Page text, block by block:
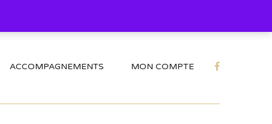
ACCOMPAGNEMENTS MON COMPTE